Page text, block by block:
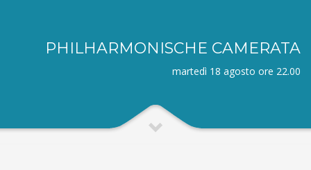
PHILHARMONISCHE CAMERATA
martedì 18 agosto ore 22.00